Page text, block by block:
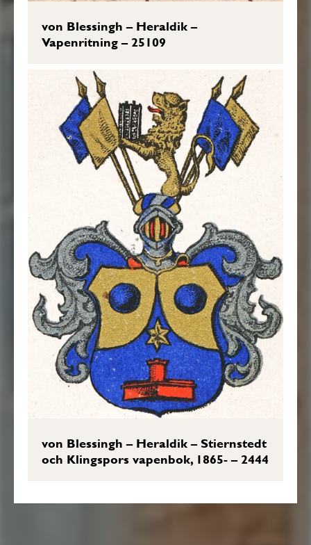
von Blessingh – Heraldik –
Vapenritning – 25109
von Blessingh – Heraldik – Stiernstedt
och Klingspors vapenbok, 1865- – 2444